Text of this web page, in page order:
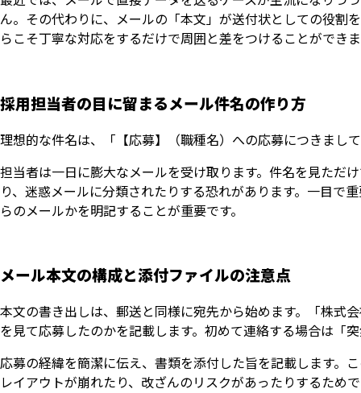
ん。その代わりに、メールの「本文」が送付状としての役割
らこそ丁寧な対応をするだけで周囲と差をつけることができ
採用担当者の目に留まるメール件名の作り方
理想的な件名は、「【応募】（職種名）への応募につきまし
担当者は一日に膨大なメールを受け取ります。件名を見ただ
り、迷惑メールに分類されたりする恐れがあります。一目で
らのメールかを明記することが重要です。
メール本文の構成と添付ファイルの注意点
本文の書き出しは、郵送と同様に宛先から始めます。「株式
を見て応募したのかを記載します。初めて連絡する場合は「
応募の経緯を簡潔に伝え、書類を添付した旨を記載します。
レイアウトが崩れたり、改ざんのリスクがあったりするため